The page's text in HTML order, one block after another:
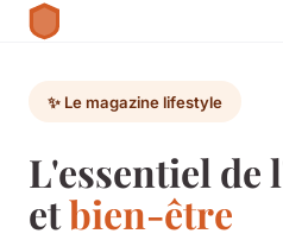
✨ Le magazine lifestyle
L'essentiel de
etbien-être